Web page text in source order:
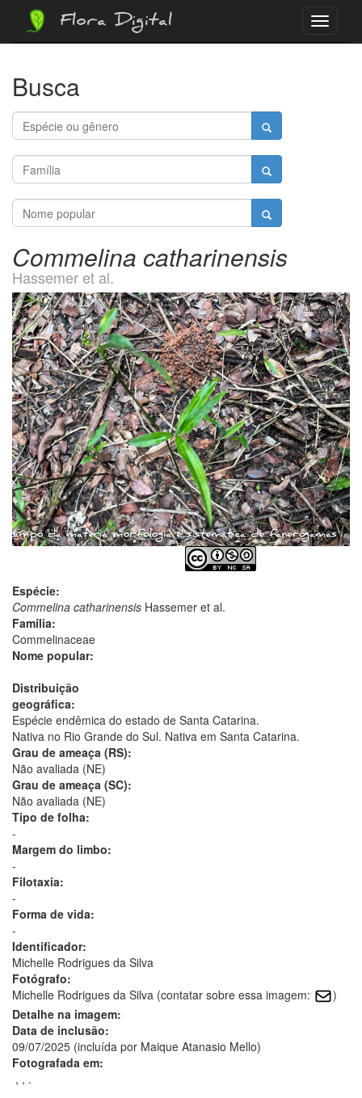
Menu
Flora Digital
Busca
Commelina catharinensis
Hassemer et al.
Espécie:
Commelina catharinensis Hassemer et al.
Família:
Commelinaceae
Nome popular:
Distribuição
geográfica:
Espécie endêmica do estado de Santa Catarina.
Nativa no Rio Grande do Sul. Nativa em Santa Catarina.
Grau de ameaça (RS):
Não avaliada (NE)
Grau de ameaça (SC):
Não avaliada (NE)
Tipo de folha:
-
Margem do limbo:
-
Filotaxia:
-
Forma de vida:
-
Identificador:
Michelle Rodrigues da Silva
Fotógrafo:
Michelle Rodrigues da Silva (contatar sobre essa imagem:
)
Detalhe na imagem:
Data de inclusão:
09/07/2025 (incluída por Maique Atanasio Mello)
Fotografada em:
, , .